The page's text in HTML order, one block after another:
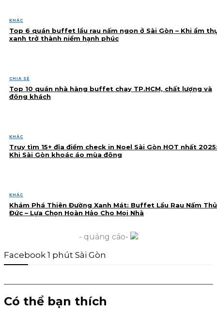
KHÁC
Top 6 quán buffet lẩu rau nấm ngon ở Sài Gòn – Khi ẩm
xanh trở thành niềm hạnh phúc
CHIA SẺ
Top 10 quán nhà hàng buffet chay TP.HCM, chất lượng và
đông khách
KHÁC
Truy tìm 15+ địa điểm check in Noel Sài Gòn HOT nhất
Khi Sài Gòn khoác áo mùa đông
KHÁC
Khám Phá Thiên Đường Xanh Mát: Buffet Lẩu Rau Nấm Thủ
Đức – Lựa Chọn Hoàn Hảo Cho Mọi Nhà
- quảng cáo-
Facebook 1 phút Sài Gòn
Có thể bạn thích